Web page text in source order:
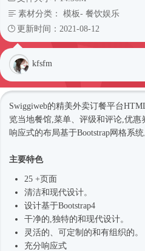
素材分类： 模板- 餐饮娱乐
更新时间：2021-08-12
kfsfm
Swiggiweb的精美外卖订餐平台
览当地餐馆,菜单、评级和评论,优惠
响应式的布局基于Bootstrap网格系统
主要特色
25 +页面
清洁和现代设计。
设计基于Bootstrap4
干净的,独特的和现代设计。
灵活的、可定制的和有组织的。
充分响应式